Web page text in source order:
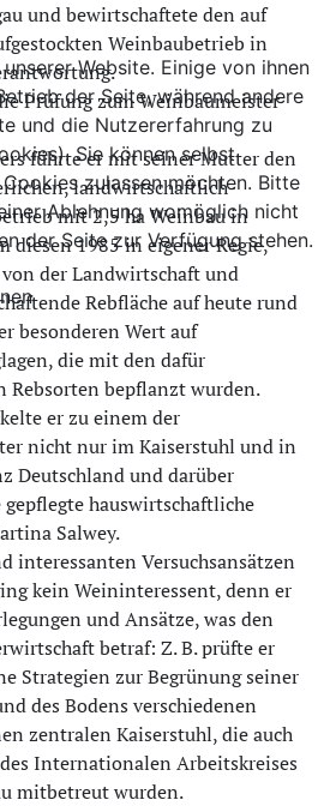
und bewirtschaftete den auf
Weinbaubetrieb in
Prüfung zum Weinbaumeister
führte er mit seiner Mutter den
landwirtschaftlich-
mit 2,5 ha Weinbau in
diesen 1985 in eigener Regie,
der Landwirtschaft und
Rebfläche auf heute rund
besonderen Wert auf
die mit den dafür
Rebsorten bepflanzt wurden.
er zu einem der
nicht nur im Kaiserstuhl und in
Deutschland und darüber
hauswirtschaftliche
Salwey.
interessanten Versuchsansätzen
kein Weininteressent, denn er
und Ansätze, was den
betraf: Z. B. prüfte er
Strategien zur Begrünung seiner
des Bodens verschiedenen
zentralen Kaiserstuhl, die auch
Internationalen Arbeitskreises
mitbetreut wurden.
Website. Einige von ihnen
der Seite, während andere
und die Nutzererfahrung zu
Sie können selbst
zulassen möchten. Bitte
Ablehnung womöglich nicht
der Seite zur Verfügung stehen.